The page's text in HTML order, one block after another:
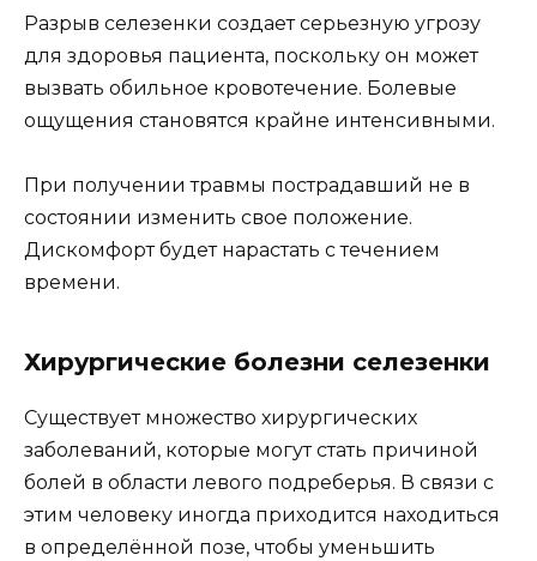
Разрыв селезенки создает серьезную угрозу
для здоровья пациента, поскольку он может
вызвать обильное кровотечение. Болевые
ощущения становятся крайне интенсивными.
При получении травмы пострадавший не в
состоянии изменить свое положение.
Дискомфорт будет нарастать с течением
времени.
Хирургические болезни селезенки
Существует множество хирургических
заболеваний, которые могут стать причиной
болей в области левого подреберья. В связи с
этим человеку иногда приходится находиться
в определённой позе, чтобы уменьшить